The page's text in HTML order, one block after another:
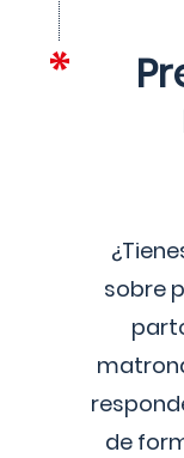
sobre
de